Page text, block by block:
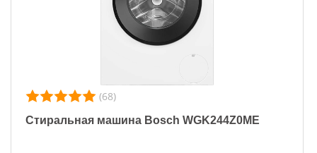
(68)
Стиральная машина Bosch WGK244Z0ME